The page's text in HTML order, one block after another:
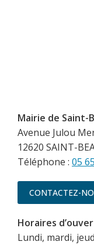
Mairie de Saint-
Avenue Julou
12620 SAINT-
Téléphone : 05
CONTACTEZ-
Horaires
Lundi, mardi,